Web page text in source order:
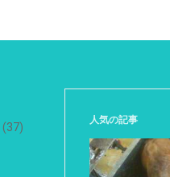
(37)
人気の記事